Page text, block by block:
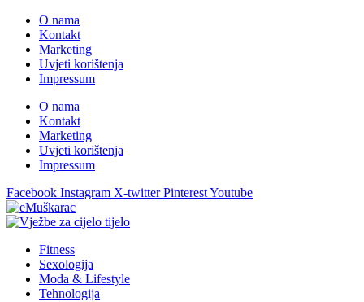
O nama
Kontakt
Marketing
Uvjeti korištenja
Impressum
O nama
Kontakt
Marketing
Uvjeti korištenja
Impressum
Facebook Instagram X-twitter PinterestYoutube
Fitness
Sexologija
Moda & Lifestyle
Tehnologija